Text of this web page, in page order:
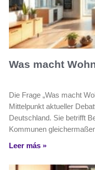
Was macht
Die Frage „Was macht
Mittelpunkt aktueller
Deutschland. Sie betrifft
Kommunen
Leer más »